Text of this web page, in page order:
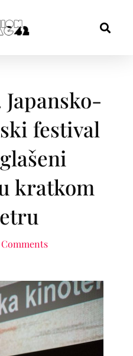
Japansko-
festival
kratkom